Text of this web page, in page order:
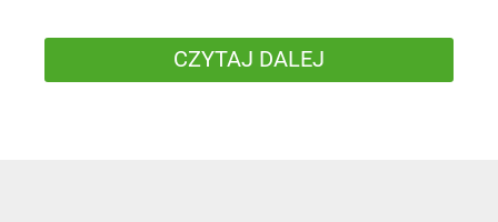
CZYTAJ DALEJ